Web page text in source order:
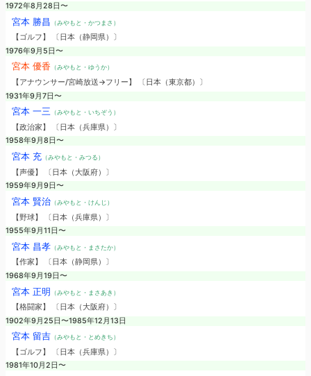
1972年8月28日〜
宮本 勝昌 （みやもと・かつまさ）
【ゴルフ】 〔日本（静岡県）〕
1976年9月5日〜
宮本 優香 （みやもと・ゆうか）
【アナウンサー/宮崎放送→フリー】 〔日本（東京都）〕
1931年9月7日〜
宮本 一三 （みやもと・いちぞう）
【政治家】 〔日本（兵庫県）〕
1958年9月8日〜
宮本 充（みやもと・みつる）
【声優】 〔日本（大阪府）〕
1959年9月9日〜
宮本 賢治（みやもと・けんじ）
【野球】 〔日本（兵庫県）〕
1955年9月11日〜
宮本 昌孝（みやもと・まさたか）
【作家】 〔日本（静岡県）〕
1968年9月19日〜
宮本 正明 （みやもと・まさあき）
【格闘家】 〔日本（大阪府）〕
1902年9月25日〜1985年12月13日
宮本 留吉（みやもと・とめきち）
【ゴルフ】 〔日本（兵庫県）〕
1981年10月2日〜